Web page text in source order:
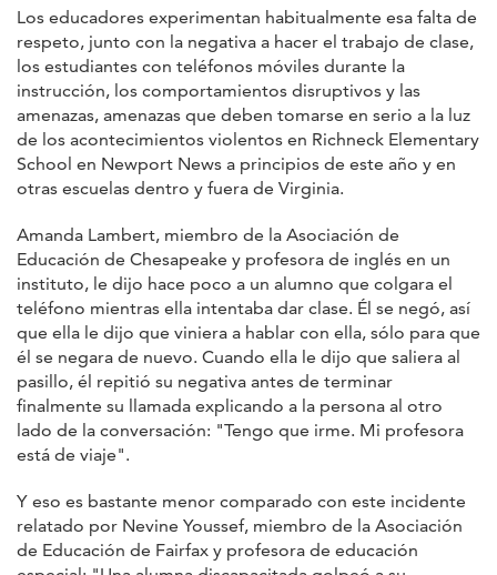
Los educadores experimentan habitualmente esa falta de
respeto, junto con la negativa a hacer el trabajo de clase,
los estudiantes con teléfonos móviles durante la
instrucción, los comportamientos disruptivos y las
amenazas, amenazas que deben tomarse en serio a la luz
de los acontecimientos violentos en Richneck Elementary
School en Newport News a principios de este año y en
otras escuelas dentro y fuera de Virginia.
Amanda Lambert, miembro de la Asociación de
Educación de Chesapeake y profesora de inglés en un
instituto, le dijo hace poco a un alumno que colgara el
teléfono mientras ella intentaba dar clase. Él se negó, así
que ella le dijo que viniera a hablar con ella, sólo para que
él se negara de nuevo. Cuando ella le dijo que saliera al
pasillo, él repitió su negativa antes de terminar
finalmente su llamada explicando a la persona al otro
lado de la conversación: "Tengo que irme. Mi profesora
está de viaje".
Y eso es bastante menor comparado con este incidente
relatado por Nevine Youssef, miembro de la Asociación
de Educación de Fairfax y profesora de educación